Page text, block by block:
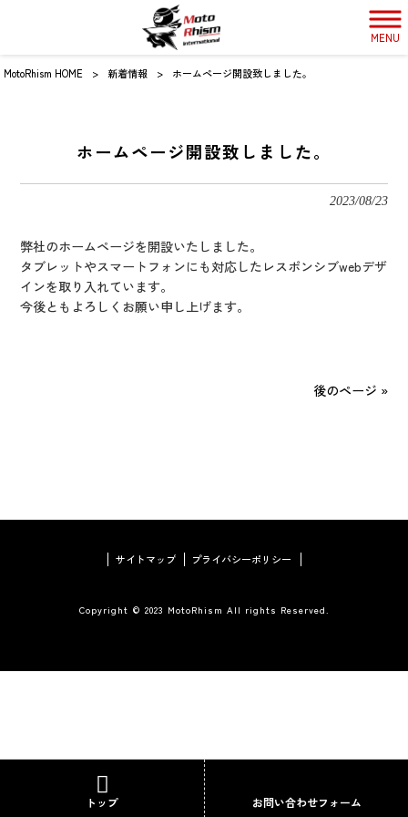
MENU
MotoRhism HOME > 新着情報 > ホームページ開設致しました。
ホームページ開設致しました。
2023/08/23
弊社のホームページを開設いたしました。
タブレットやスマートフォンにも対応したレスポンシブwebデザ
インを取り入れています。
今後ともよろしくお願い申し上げます。
後のページ »
サイトマップ プライバシーポリシー
Copyright © 2023 MotoRhism All rights Reserved.
トップ お問い合わせフォーム